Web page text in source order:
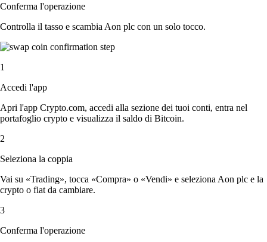
Conferma l'operazione
Controlla il tasso e scambia Aon plc con un solo tocco.
1
Accedi l'app
Apri l'app Crypto.com, accedi alla sezione dei tuoi conti, entra nel
portafoglio crypto e visualizza il saldo di Bitcoin.
2
Seleziona la coppia
Vai su «Trading», tocca «Compra» o «Vendi» e seleziona Aon plc e la
crypto o fiat da cambiare.
3
Conferma l'operazione